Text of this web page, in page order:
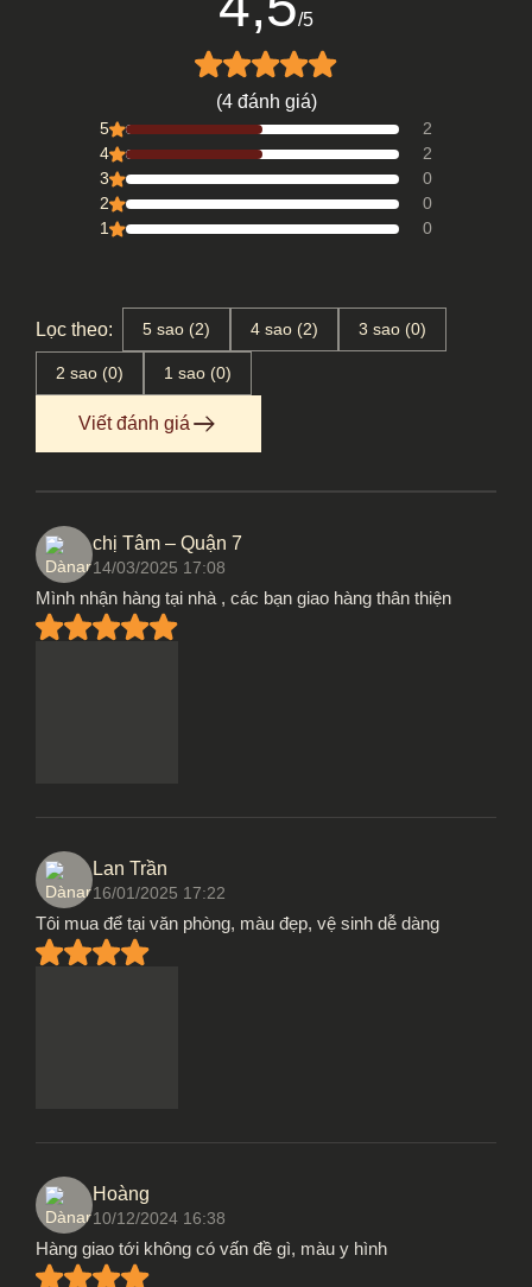
/5
(4 đánh giá)
5
2
4
2
3
0
2
0
1
0
Lọc theo: 5 sao (2) 4 sao (2) 3 sao (0)
2 sao (0) 1 sao (0)
Viết đánh giá
chị Tâm – Quận 7
14/03/2025 17:08
Mình nhận hàng tại nhà , các bạn giao hàng thân thiện
Lan Trần
16/01/2025 17:22
Tôi mua để tại văn phòng, màu đẹp, vệ sinh dễ dàng
Hoàng
10/12/2024 16:38
Hàng giao tới không có vấn đề gì, màu y hình